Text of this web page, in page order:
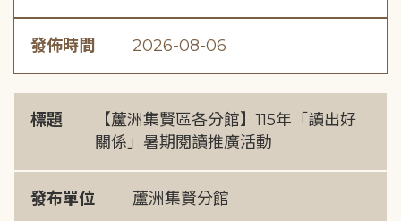
發佈時間 2026-08-06
標題
【蘆洲集賢區各分館】115年「讀出好
關係」暑期閱讀推廣活動
發布單位 蘆洲集賢分館